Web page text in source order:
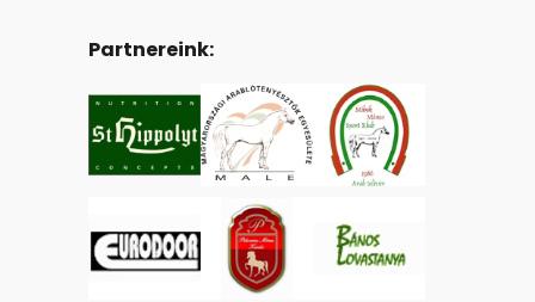
Partnereink: